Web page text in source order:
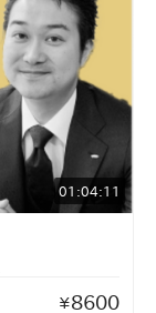
01:04:11
¥8600